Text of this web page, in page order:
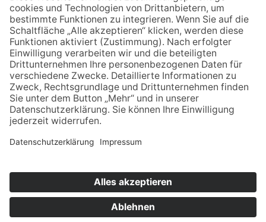
können dem "Leitfaden über den Kraftstoffverbrauch, die CO2-
Emissionen und den Stromverbrauch neuer Personenkraftwagen"
entnommen werden, der an allen Verkaufsstellen und bei der
Deutschen Automobil Treuhand GmbH (DAT) unentgeltlich erhältlich
ist. Die angegebenen Werte wurden nach dem vorgeschriebenen
Messverfahren (§ 2 Nrn. 5, 6, 6a Pkw-EnVKV in der jeweils geltenden
Fassung) ermittelt. Die Angaben beziehen sich nicht auf ein einzelnes
Fahrzeug und sind nicht Bestandteil des Angebots, sondern dienen
allein Vergleichszwecken zwischen den verschiedenen
Fahrzeugtypen."
by
ACKERMANN-netsolution